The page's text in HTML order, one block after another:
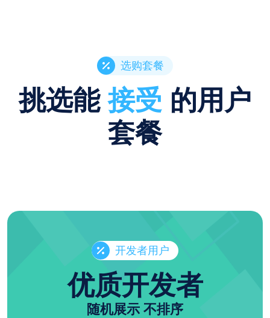
选购套餐
挑选能接受 的用户
套餐
开发者用户
优质开发者
随机展示 不排序